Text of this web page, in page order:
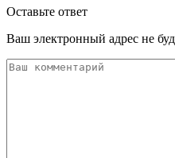
Оставьте ответ
Ваш электронный адрес не